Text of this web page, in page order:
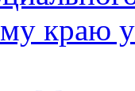
краю